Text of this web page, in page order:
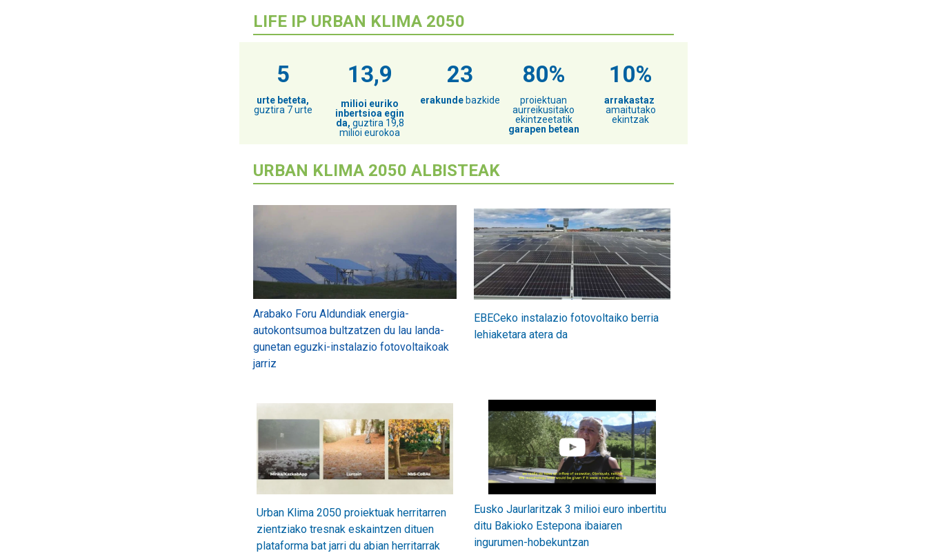
LIFE IP URBAN KLIMA 2050
5
urte beteta,
guztira 7 urte
13,9
milioi euriko
inbertsioa egin
da, guztira 19,8
milioi eurokoa
23
erakunde bazkide
80%
proiektuan
aurreikusitako
ekintzeetatik
garapen betean
10%
arrakastaz
amaitutako
ekintzak
URBAN KLIMA 2050 ALBISTEAK
Arabako Foru Aldundiak energia-
autokontsumoa bultzatzen du lau landa-
gunetan eguzki-instalazio fotovoltaikoak
jarriz
EBECeko instalazio fotovoltaiko berria
lehiaketara atera da
Urban Klima 2050 proiektuak herritarren
zientziako tresnak eskaintzen dituen
plataforma bat jarri du abian herritarrak
Eusko Jaurlaritzak 3 milioi euro inbertitu
ditu Bakioko Estepona ibaiaren
ingurumen-hobekuntzan